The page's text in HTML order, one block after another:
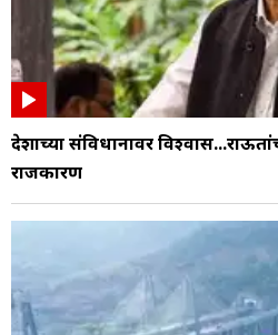
देशाच्या संविधानावर
राजकारण